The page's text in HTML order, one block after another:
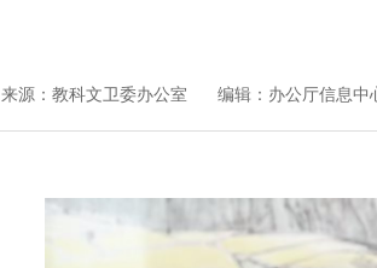
来源：教科文卫委办公室 编辑：办公厅信息中